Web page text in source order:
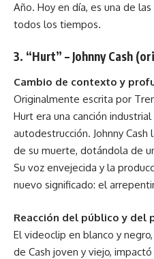
Año. Hoy en día, es una de
todos los tiempos.
3. “Hurt” – Johnny Cash
Cambio de contexto y
Originalmente escrita por
Hurt era una canción
autodestrucción. Johnny
de su muerte, dotándola de
Su voz envejecida y la
nuevo significado: el
Reacción del público y del
El videoclip en blanco y
de Cash joven y viejo,